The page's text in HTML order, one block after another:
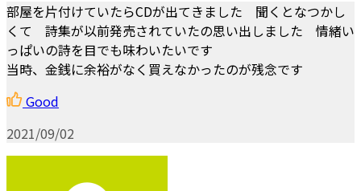
部屋を片付けていたらCDが出てきました 聞くとなつかし
くて 詩集が以前発売されていたの思い出しました 情緒い
っぱいの詩を目でも味わいたいです
当時、金銭に余裕がなく買えなかったのが残念です
Good
2021/09/02